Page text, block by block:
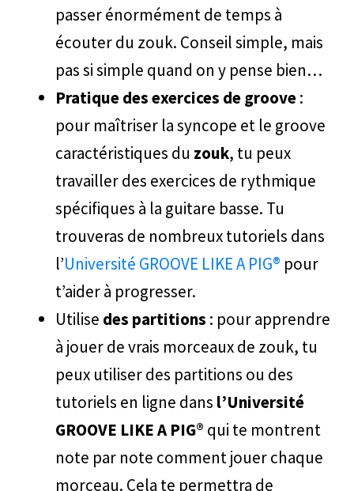
passer énormément de temps à
écouter du zouk. Conseil simple, mais
pas si simple quand on y pense bien…
Pratique des exercices de groove:
pour maîtriser la syncope et le groove
caractéristiques du zouk, tu peux
travailler des exercices de rythmique
spécifiques à la guitare basse. Tu
trouveras de nombreux tutoriels dans
l’Université GROOVE LIKE A PIG® pour
t’aider à progresser.
Utilise des partitions : pour apprendre
à jouer de vrais morceaux de zouk, tu
peux utiliser des partitions ou des
tutoriels en ligne dans l’Université
GROOVE LIKE A PIG® qui te montrent
note par note comment jouer chaque
morceau. Cela te permettra de